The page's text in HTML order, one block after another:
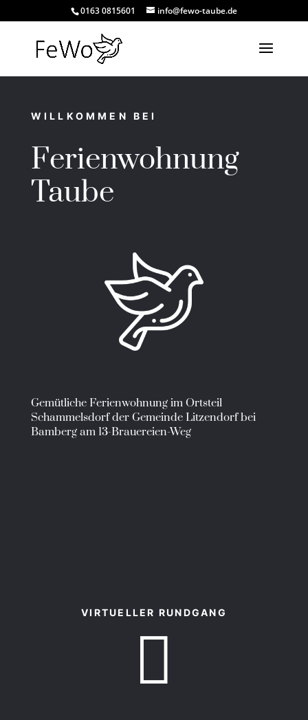
0163 0815601 info@fewo-taube.de
WILLKOMMEN BEI
Ferienwohnung
Taube
Gemütliche Ferienwohnung im Ortsteil
Schammelsdorf der Gemeinde Litzendorf bei
Bamberg am 13-Brauereien-Weg
VIRTUELLER RUNDGANG
